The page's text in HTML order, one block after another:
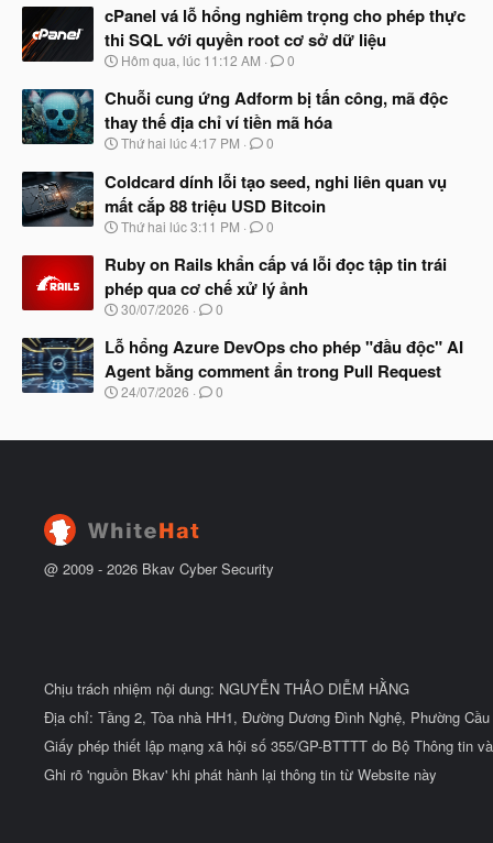
à
b
ắ
đ
ầ
u
cPanel vá lỗ hổng nghiêm trọng cho phép thực
thi SQL với quyền root cơ sở dữ liệu
N
à
b
ắ
đ
ầ
u
Hôm qua, lúc 11:12 AM 0
Chuỗi cung ứng Adform bị tấn công, mã độc
thay thế địa chỉ ví tiền mã hóa
N
à
y
b
ắ
đ
ầ
u
Thứ hai lúc 4:17 PM 0
Coldcard dính lỗi tạo seed, nghi liên quan vụ
mất cắp 88 triệu USD Bitcoin
N
à
b
ắ
đ
ầ
u
Thứ hai lúc 3:11 PM 0
Ruby on Rails khẩn cấp vá lỗi đọc tập tin trái
phép qua cơ chế xử lý ảnh
N
à
b
ắ
30/07/2026 0
Lỗ hổng Azure DevOps cho phép "đầu độc" AI
Agent bằng comment ẩn trong Pull Request
N
y
ầ
24/07/2026 0
@ 2009 - 2026 Bkav Cyber Security
Chịu trách nhiệm nội dung: NGUYỄN THẢO DIỄM HẰNG
Địa chỉ: Tầng 2, Tòa nhà HH1, Đường Dương Đình Nghệ, Phường
Giấy phép thiết lập mạng xã hội số 355/GP-BTTTT do Bộ Thông tin
Ghi rõ 'nguồn Bkav' khi phát hành lại thông tin từ Website này